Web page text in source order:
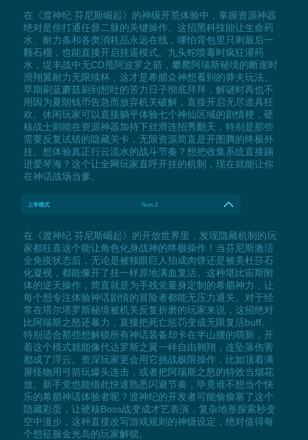
在《渡神纪 芬尼斯崛起》的神级开荒体验中，掌握资源神器
绝对是你打通任督二脉的关键操作。这招黑科技能让生命药
水、耐力条和各类消耗品永远在线，哪怕背包里只剩最后一
颗石榴，也能直接开启挂逼模式。九头蛇喷毒时疯狂灌药
水，堤丰战中无CD甩阿波罗之箭，攀爬阿瑞斯秘境的断崖时
滑翔翼耐力无限续杯，这才是希腊众神想看到的莽夫玩法。
早期刷蓝蘑菇刷到想吐的苦力日子彻底拜拜，解谜时再也不
用因为夏朗钱币告急而放弃机关破解，直接开启无尽道具狂
欢。休闲玩家可以直接躺平体验七个神仙区域的剧情梗，硬
核战士则能在资源神器加持下丝滑连招秀翻天，特别是那些
需要反复试错的隐藏关卡，无限资源简直是开图腾的终极外
挂。想体验真正行云流水的战斗节奏？想把收集系统直接踢
进爱琴海？这个让全网玩家直呼开挂的机制，现在就能让你
在神话战场当爹。
上帝模式 Num 2
在《渡神纪 芬尼斯崛起》的开放世界里，发现隐藏机制的玩
家都狂喜这个能让角色化身战神的终极操作！当芬尼斯激活
全免疫状态后，无论是被独眼巨人拍成肉饼还是被美杜莎石
化凝视，都能像开了挂一样原地满血复活。这种堪比宙斯附
体的逆天操作，简直就是为手残党量身定制的希腊神力，让
每个想专注体验神话剧情的冒险者都能无压力通关。对于经
常在塔尔塔罗斯秘境被机关反复折磨的玩家来说，这招绝对
比阿瑞斯之怒还暴力，直接把死亡惩罚变成无限复活buff。
特别适合那些想解锁所有神话装备却卡在半山腰的萌新，开
着这个模式就能像代达罗斯之翼一样自由翱翔，连坠落伤害
都成了浮云。资深玩家更会用它挑战极限操作，比如顶着满
屏怪物用弓箭玩爆头连击，或者把阿瑞斯之怒的特效当烟花
放。新手党也能借此快速熟悉闪避节奏，毕竟谁不想当个快
乐的希腊神话体验者呢？渡神纪的开发者可能偷偷塞了这个
隐藏彩蛋，让硬核Boss战变成才艺表演，复杂地形探索秒变
空中漫步，这种直接改写游戏规则的神级设定，绝对值得每
个想征服金光岛的玩家解锁。